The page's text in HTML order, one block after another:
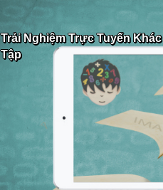
Trải Nghiệm Trực Tuyến Khác
Tập